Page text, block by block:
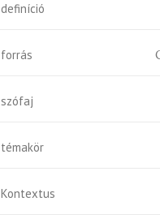
definíció
forrás
szófaj
témakör
Kontextus